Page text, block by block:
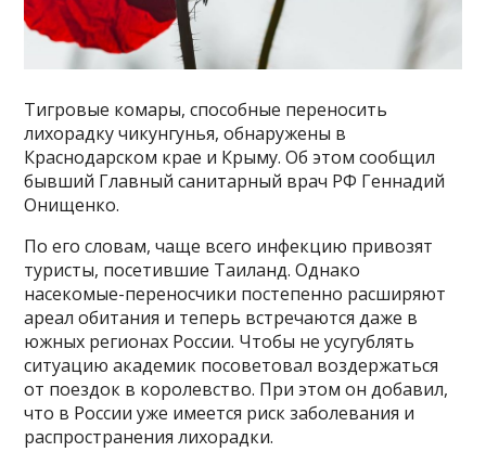
Тигровые комары, способные переносить
лихорадку чикунгунья, обнаружены в
Краснодарском крае и Крыму. Об этом сообщил
бывший Главный санитарный врач РФ Геннадий
Онищенко.
По его словам, чаще всего инфекцию привозят
туристы, посетившие Таиланд. Однако
насекомые-переносчики постепенно расширяют
ареал обитания и теперь встречаются даже в
южных регионах России. Чтобы не усугублять
ситуацию академик посоветовал воздержаться
от поездок в королевство. При этом он добавил,
что в России уже имеется риск заболевания и
распространения лихорадки.